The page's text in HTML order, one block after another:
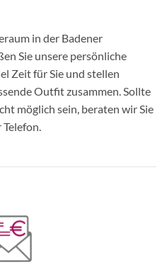
in der Badener
Sie unsere persönliche
Zeit für Sie und stellen
Outfit zusammen. Sollte
möglich sein, beraten wir Sie